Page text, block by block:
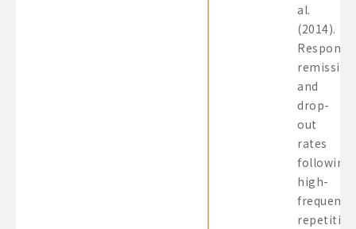
al.
(2014).
remission
and
drop-
out
rates
following
high-
frequency
repetitive